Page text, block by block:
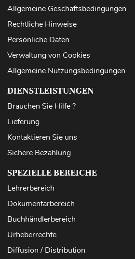
Allgemeine Geschäftsbedingungen
Rechtliche Hinweise
Persönliche Daten
Verwaltung von Cookies
Allgemeine Nutzungsbedingungen
DIENSTLEISTUNGEN
Brauchen Sie Hilfe ?
Lieferung
Kontaktieren Sie uns
Sichere Bezahlung
SPEZIELLE BEREICHE
Lehrerbereich
Dokumentarbereich
Buchhändlerbereich
Urheberrechte
Diffusion / Distribution